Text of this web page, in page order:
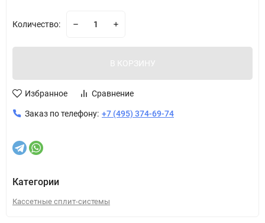
Количество:
В КОРЗИНУ
Избранное Сравнение
Заказ по телефону: +7 (495) 374-69-74
Категории
Кассетные сплит-системы